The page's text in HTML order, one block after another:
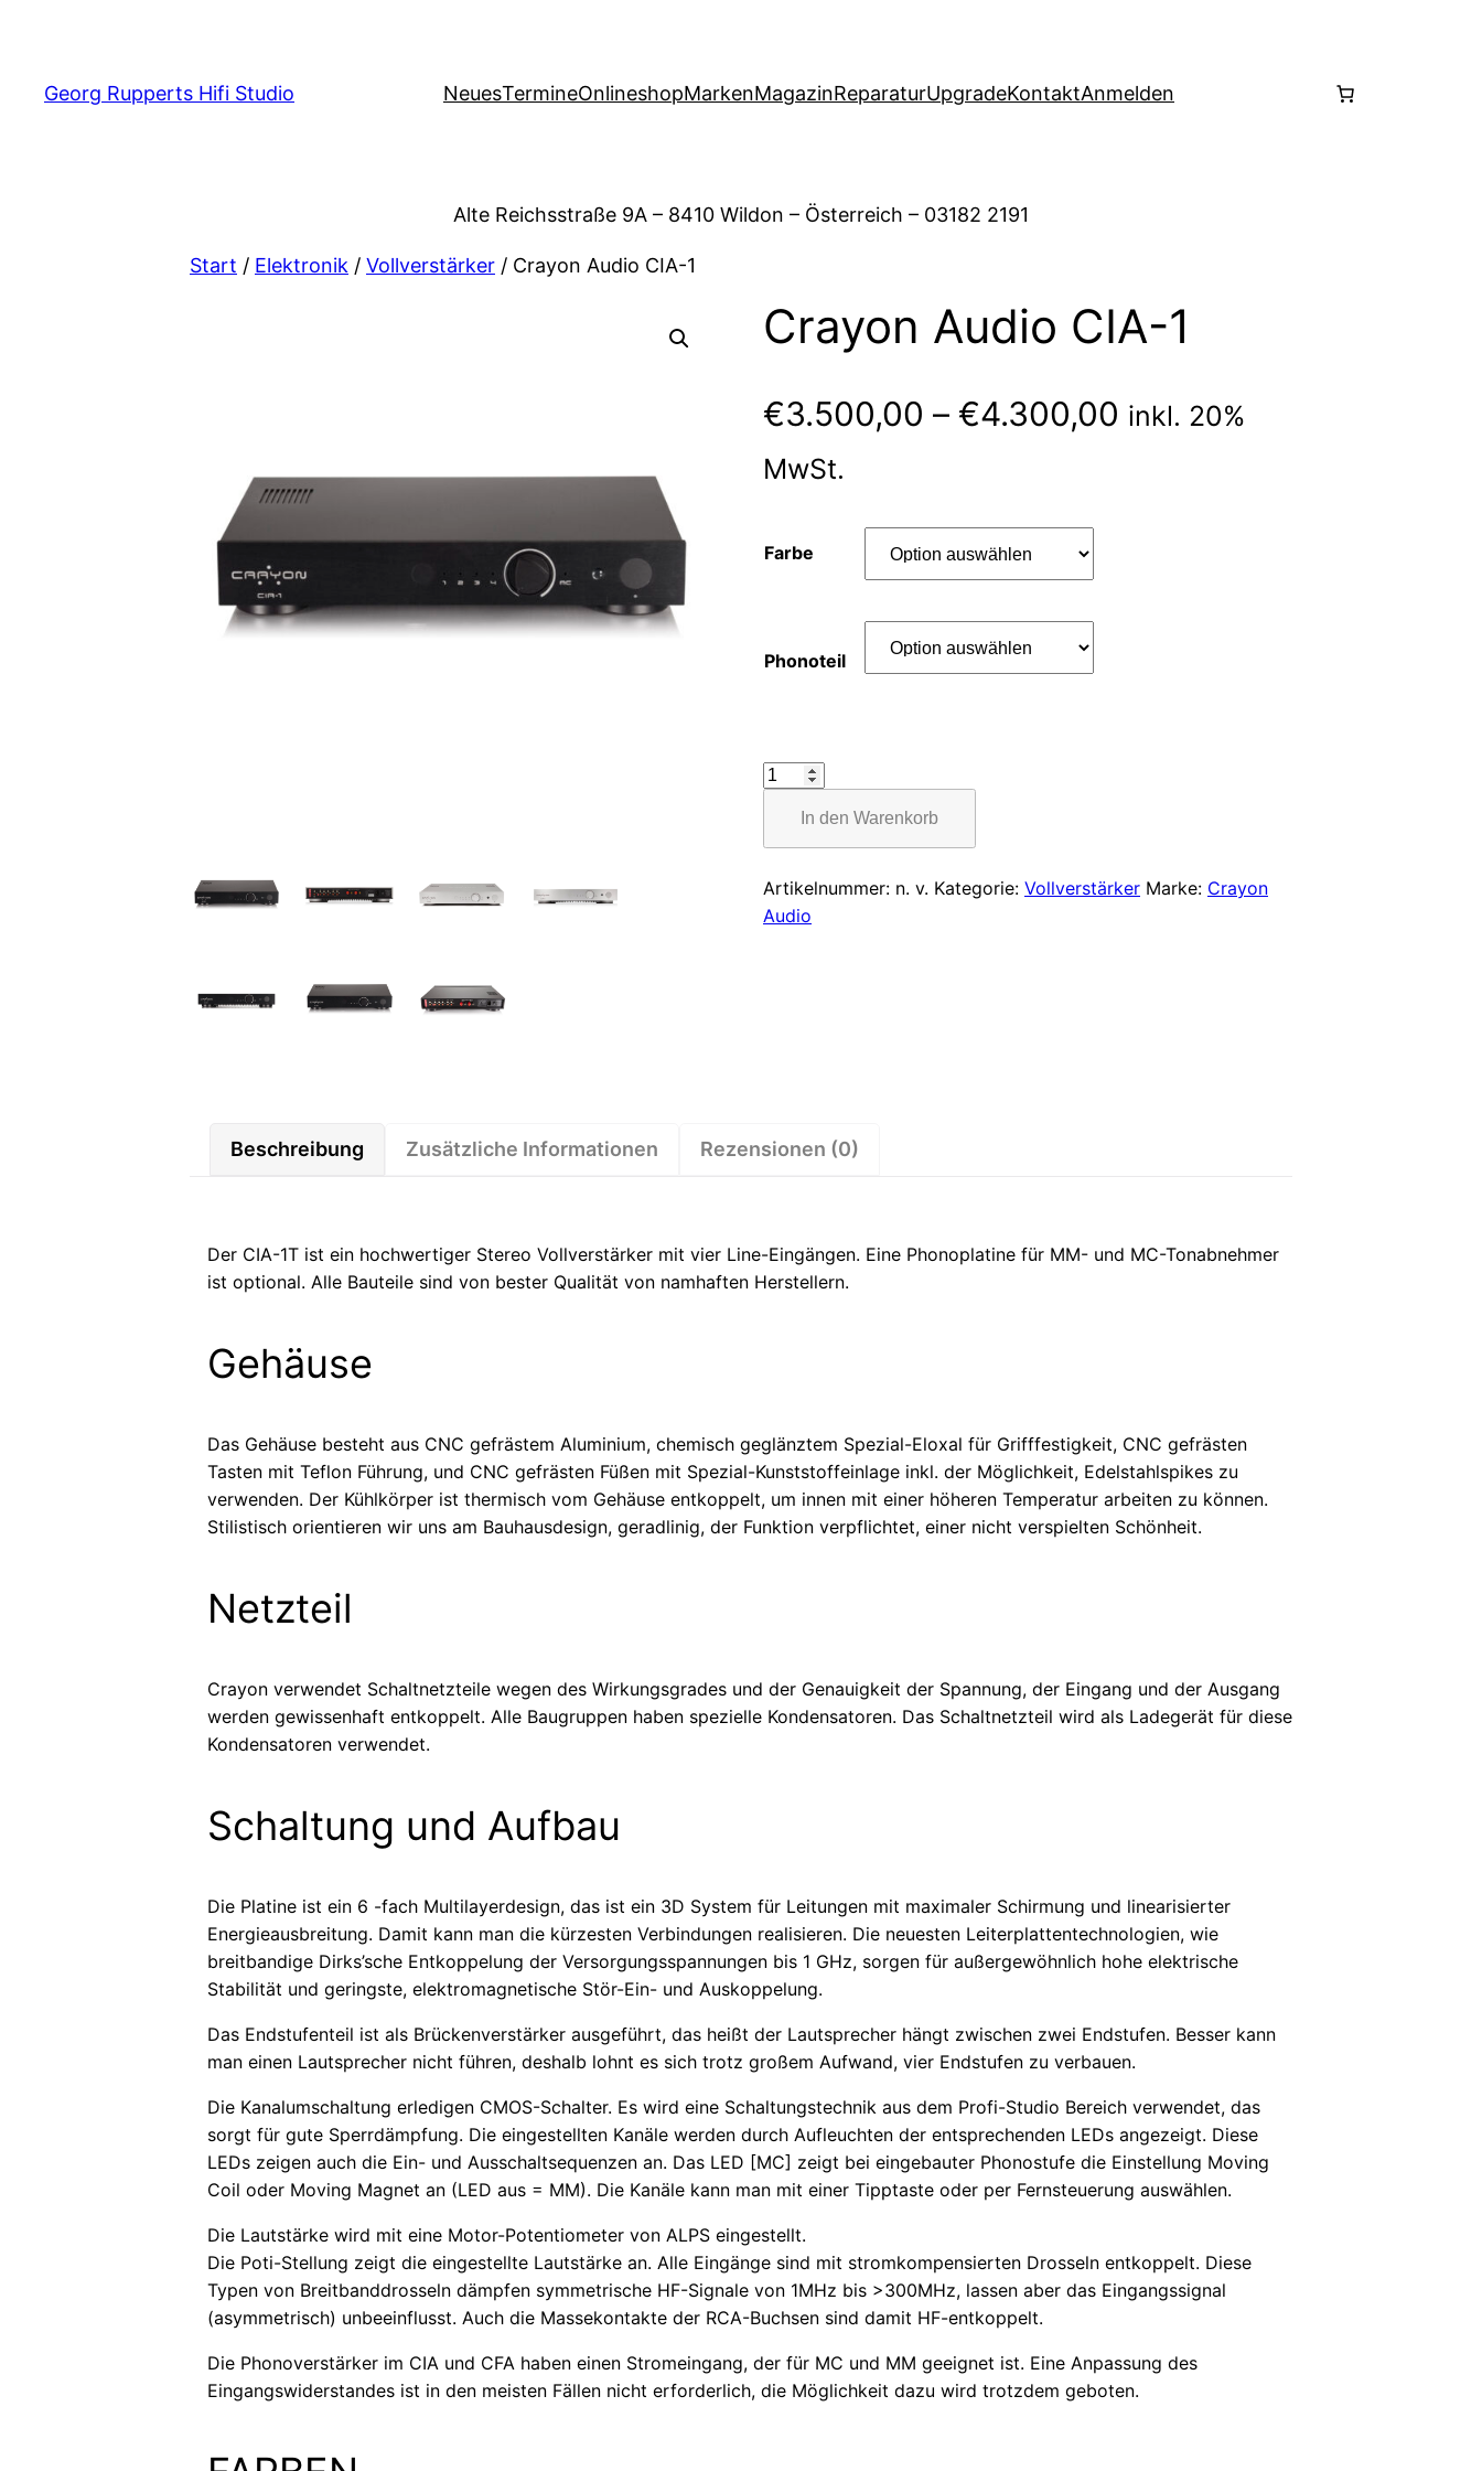
springen
Georg Rupperts Hifi Studio NeuesTermineOnlineshopMarkenMagazinReparaturUpgradeKontaktAnmelden
Alte Reichsstraße 9A – 8410 Wildon – Österreich – 03182 2191
Start / Elektronik / Vollverstärker / Crayon Audio CIA-1
Crayon Audio CIA-1
€3.500,00 – €4.300,00 Preisspanne:
inkl. 20%
MwSt.
Farbe
Phonoteil
Crayon
1
Menge
In den Warenkorb
Artikelnummer: n. v. Kategorie: Vollverstärker Marke: Crayon
Audio
Beschreibung Zusätzliche Informationen Rezensionen (0)
Der CIA-1T ist ein hochwertiger Stereo Vollverstärker mit vier Line-Eingängen. Eine Phonoplatine für MM- und MC-Tonabnehmer
ist optional. Alle Bauteile sind von bester Qualität von namhaften Herstellern.
Gehäuse
Das Gehäuse besteht aus CNC gefrästem Aluminium, chemisch geglänztem Spezial-Eloxal für Grifffestigkeit, CNC gefrästen
Tasten mit Teflon Führung, und CNC gefrästen Füßen mit Spezial-Kunststoffeinlage inkl. der Möglichkeit, Edelstahlspikes zu
verwenden. Der Kühlkörper ist thermisch vom Gehäuse entkoppelt, um innen mit einer höheren Temperatur arbeiten zu können.
Stilistisch orientieren wir uns am Bauhausdesign, geradlinig, der Funktion verpflichtet, einer nicht verspielten Schönheit.
Netzteil
Crayon verwendet Schaltnetzteile wegen des Wirkungsgrades und der Genauigkeit der Spannung, der Eingang und der Ausgang
werden gewissenhaft entkoppelt. Alle Baugruppen haben spezielle Kondensatoren. Das Schaltnetzteil wird als Ladegerät für diese
Kondensatoren verwendet.
Schaltung und Aufbau
Die Platine ist ein 6 -fach Multilayerdesign, das ist ein 3D System für Leitungen mit maximaler Schirmung und linearisierter
Energieausbreitung. Damit kann man die kürzesten Verbindungen realisieren. Die neuesten Leiterplattentechnologien, wie
breitbandige Dirks’sche Entkoppelung der Versorgungsspannungen bis 1 GHz, sorgen für außergewöhnlich hohe elektrische
Stabilität und geringste, elektromagnetische Stör-Ein- und Auskoppelung.
Das Endstufenteil ist als Brückenverstärker ausgeführt, das heißt der Lautsprecher hängt zwischen zwei Endstufen. Besser kann
man einen Lautsprecher nicht führen, deshalb lohnt es sich trotz großem Aufwand, vier Endstufen zu verbauen.
Die Kanalumschaltung erledigen CMOS-Schalter. Es wird eine Schaltungstechnik aus dem Profi-Studio Bereich verwendet, das
sorgt für gute Sperrdämpfung. Die eingestellten Kanäle werden durch Aufleuchten der entsprechenden LEDs angezeigt. Diese
LEDs zeigen auch die Ein- und Ausschaltsequenzen an. Das LED [MC] zeigt bei eingebauter Phonostufe die Einstellung Moving
Coil oder Moving Magnet an (LED aus = MM). Die Kanäle kann man mit einer Tipptaste oder per Fernsteuerung auswählen.
Die Lautstärke wird mit eine Motor-Potentiometer von ALPS eingestellt.
Die Poti-Stellung zeigt die eingestellte Lautstärke an. Alle Eingänge sind mit stromkompensierten Drosseln entkoppelt. Diese
Typen von Breitbanddrosseln dämpfen symmetrische HF-Signale von 1MHz bis >300MHz, lassen aber das Eingangssignal
(asymmetrisch) unbeeinflusst. Auch die Massekontakte der RCA-Buchsen sind damit HF-entkoppelt.
Die Phonoverstärker im CIA und CFA haben einen Stromeingang, der für MC und MM geeignet ist. Eine Anpassung des
Eingangswiderstandes ist in den meisten Fällen nicht erforderlich, die Möglichkeit dazu wird trotzdem geboten.